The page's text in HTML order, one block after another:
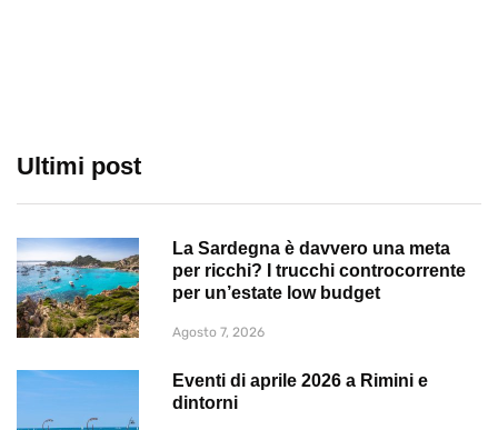
Ultimi post
La Sardegna è davvero una meta
per ricchi? I trucchi controcorrente
per un’estate low budget
Agosto 7, 2026
Eventi di aprile 2026 a Rimini e
dintorni